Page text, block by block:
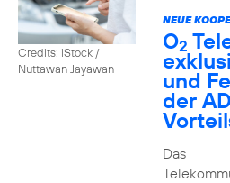
Credits: iStock /
Nuttawan Jayawan
NEUE
O2
und
der
Das